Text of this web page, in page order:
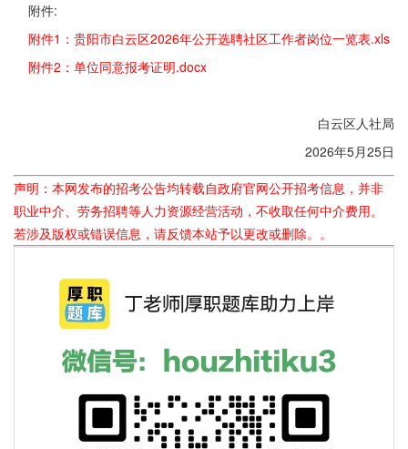
附件:
附件1：贵阳市白云区2026年公开选聘社区工作者岗位一览表.xls
附件2：单位同意报考证明.docx
白云区人社局
2026年5月25日
声明：本网发布的招考公告均转载自政府官网公开招考信息，并非
职业中介、劳务招聘等人力资源经营活动，不收取任何中介费用。
若涉及版权或错误信息，请反馈本站予以更改或删除。。